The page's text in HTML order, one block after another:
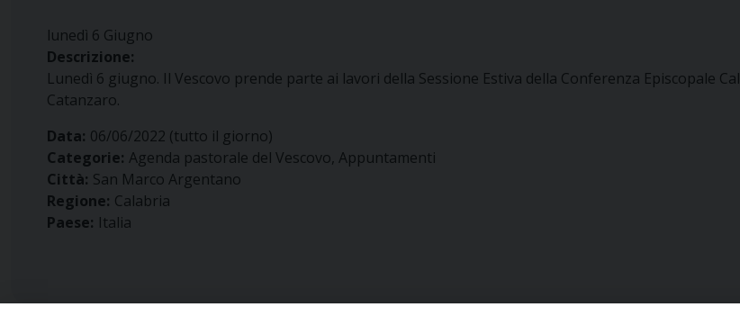
lunedì 6 Giugno
Descrizione:
Lunedì 6 giugno. Il Vescovo prende parte ai lavori della Sessione Estiva della Conferenza Episcopale
Catanzaro.
Data: 06/06/2022 (tutto il giorno)
Categorie: Agenda pastorale del Vescovo, Appuntamenti
Città: San Marco Argentano
Regione: Calabria
Paese: Italia